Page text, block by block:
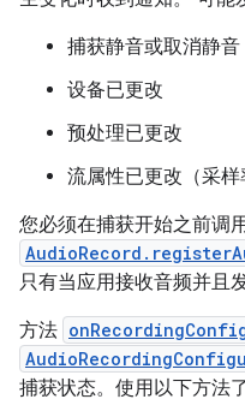
捕获静音或取消静音
设备已更改
预处理已更改
流属性已更改（采样
您必须在捕获开始之前调
只有当应用接收音频并且
方法
捕获状态。使用以下方法